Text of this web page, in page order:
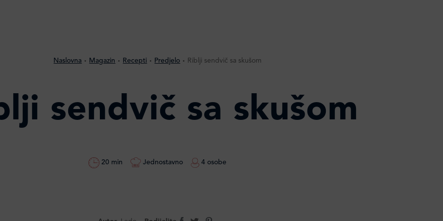
Naslovna Magazin Recepti Predjelo Riblji sendvič sa skušom
sendvič sa skušom
20 min Jednostavno 4 osobe